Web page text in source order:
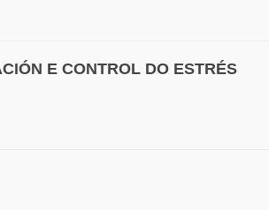
E CONTROL DO ESTRÉS